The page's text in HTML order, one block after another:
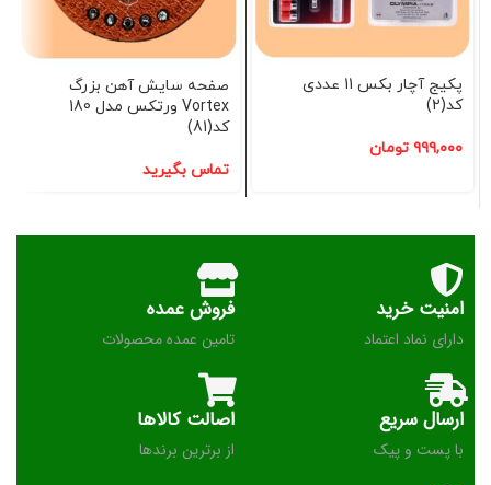
پکیج آچار بکس 11 عددی
کد(2)
۹۹۹,۰۰۰ تومان
صفحه سایش آهن بزرگ
Vortex ورتکس مدل 180
کد(81)
تماس بگیرید
امنیت خرید
دارای نماد اعتماد
فروش عمده
تامین عمده محصولات
ارسال سریع
با پست و پیک
اصالت کالاها
از برترین برندها